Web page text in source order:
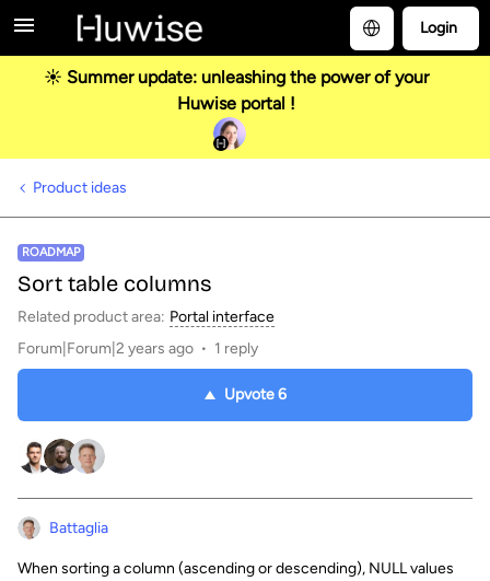
Login
☀️ Summer update: unleashing the power of your
Huwise portal !
Product ideas
ROADMAP
Sort table columns
Related product area: Portal interface
Forum|Forum|2 years ago
1 reply
Upvote6
Battaglia
When sorting a column (ascending or descending), NULL values